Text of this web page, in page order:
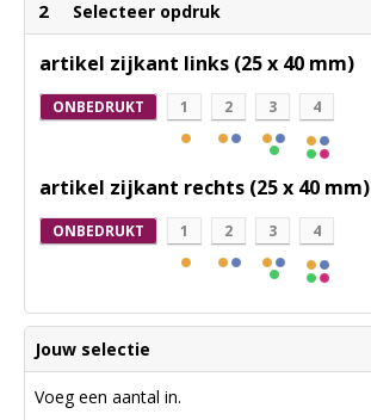
2 Selecteer opdruk
artikel zijkant links (25 x 40 mm)
ONBEDRUKT 1 2 3 4
artikel zijkant rechts (25 x 40 mm)
ONBEDRUKT 1 2 3 4
Jouw selectie
Voeg een aantal in.